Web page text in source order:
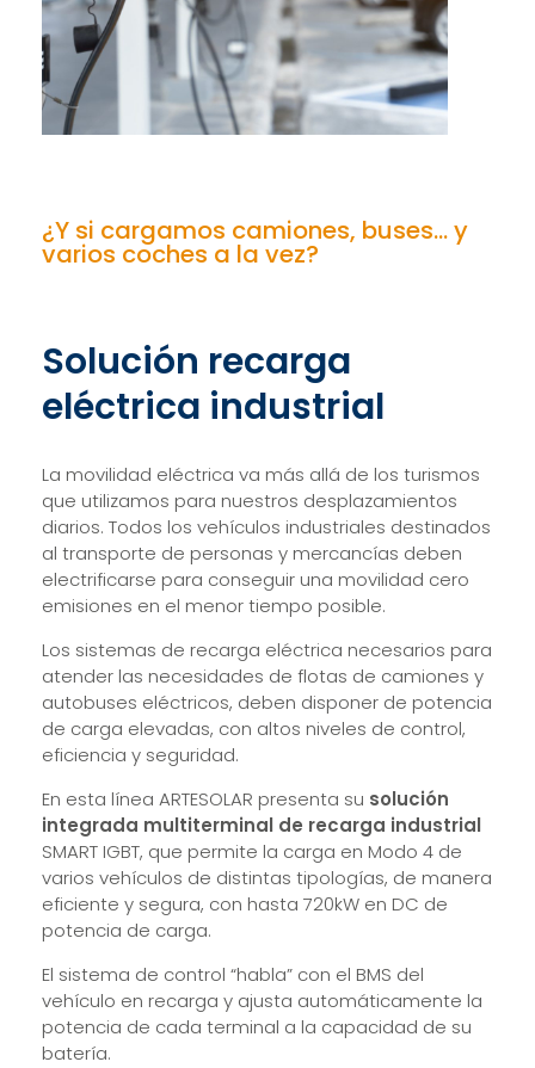
¿Y si cargamos camiones, buses... y
varios coches a la vez?
Solución recarga
eléctrica industrial
La movilidad eléctrica va más allá de los turismos
que utilizamos para nuestros desplazamientos
diarios. Todos los vehículos industriales destinados
al transporte de personas y mercancías deben
electrificarse para conseguir una movilidad cero
emisiones en el menor tiempo posible.
Los sistemas de recarga eléctrica necesarios para
atender las necesidades de flotas de camiones y
autobuses eléctricos, deben disponer de potencia
de carga elevadas, con altos niveles de control,
eficiencia y seguridad.
En esta línea ARTESOLAR presenta su solución
integrada multiterminal de recarga industrial
SMART IGBT, que permite la carga en Modo 4 de
varios vehículos de distintas tipologías, de manera
eficiente y segura, con hasta 720kW en DC de
potencia de carga.
El sistema de control “habla” con el BMS del
vehículo en recarga y ajusta automáticamente la
potencia de cada terminal a la capacidad de su
batería.